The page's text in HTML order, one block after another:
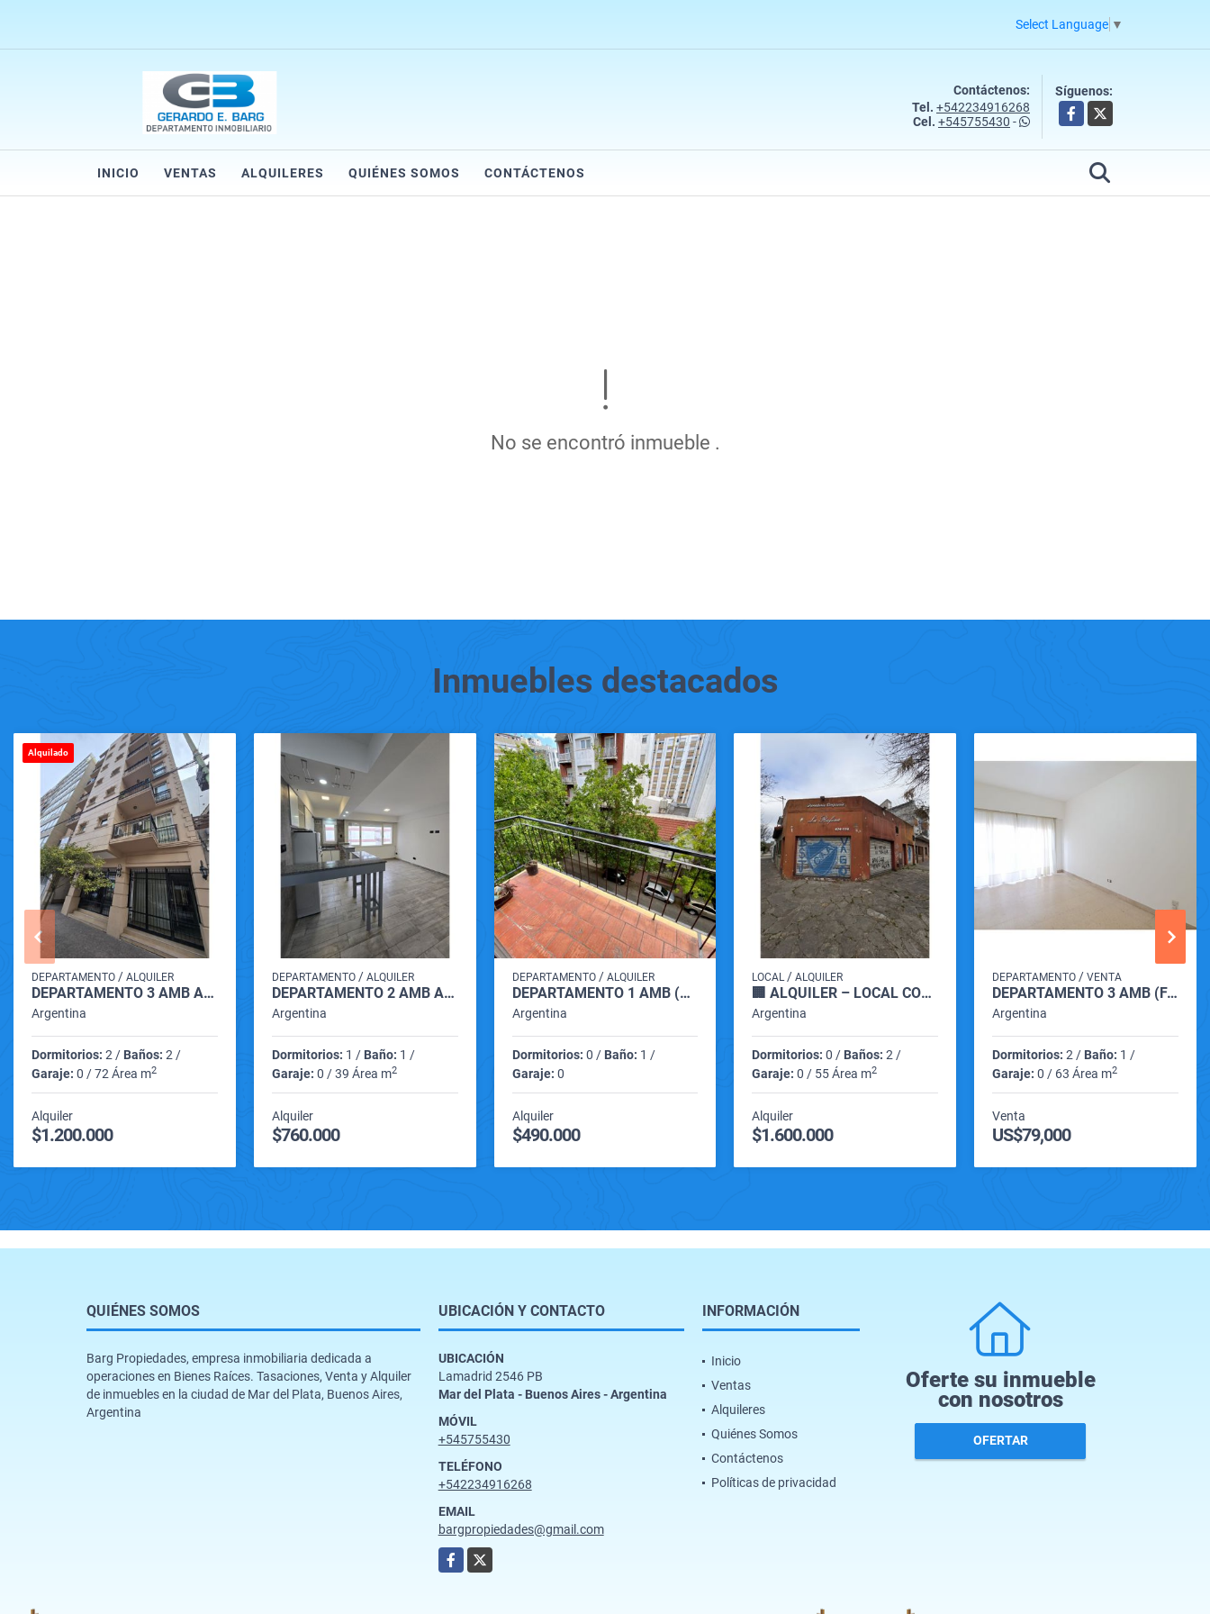
Select Language ▼
Contáctenos:
Tel. +542234916268
Cel. +545755430 -
Síguenos:
Facebook
X
INICIO VENTAS ALQUILERES QUIÉNES SOMOS CONTÁCTENOS
No se encontró inmueble .
Inmuebles destacados
Alquilado
DEPARTAMENTO / ALQUILER
DEPARTAMENTO 3 AMB ALQUILER (LAMADRID 2500)
Argentina
Dormitorios: 2 / Baños: 2 /
Garaje: 0 / 72 Área m2
Alquiler
$1.200.000
DEPARTAMENTO/ ALQUILER
DEPARTAMENTO 2 AMB ALQUILER (FALUCHO 1400)
Argentina
Dormitorios: 1 / Baño: 1 /
Garaje: 0 / 39 Área m2
Alquiler
$760.000
DEPARTAMENTO/ ALQUILER
DEPARTAMENTO 1 AMB (BOLIVAR 3000)
Argentina
Dormitorios: 0 / Baño: 1 /
Garaje: 0
Alquiler
$490.000
LOCAL /ALQUILER
🏢 ALQUILER – LOCAL COMERCIAL EN ESQUINA | BARRIO SAN JOSÉ 📍
Argentina
Dormitorios: 0 / Baños: 2 /
Garaje: 0 / 55 Área m2
Alquiler
$1.600.000
DEPARTAMENTO /VENTA
DEPARTAMENTO 3 AMB (FALUCHO 2500)
Argentina
Dormitorios: 2 / Baño: 1 /
Garaje: 0 / 63 Área m2
Venta
US$79,000
QUIÉNES SOMOS
Barg Propiedades, empresa inmobiliaria dedicada a
operaciones en Bienes Raíces. Tasaciones, Venta y Alquiler
de inmuebles en la ciudad de Mar del Plata, Buenos Aires,
Argentina
UBICACIÓN Y CONTACTO
UBICACIÓN
Lamadrid 2546 PB
Mar del Plata - Buenos Aires - Argentina
MÓVIL
+545755430
TELÉFONO
+542234916268
EMAIL
bargpropiedades@gmail.com
Facebook
X
INFORMACIÓN
Inicio
Ventas
Alquileres
Quiénes Somos
Contáctenos
Políticas de privacidad
Oferte su inmueble
con nosotros
OFERTAR